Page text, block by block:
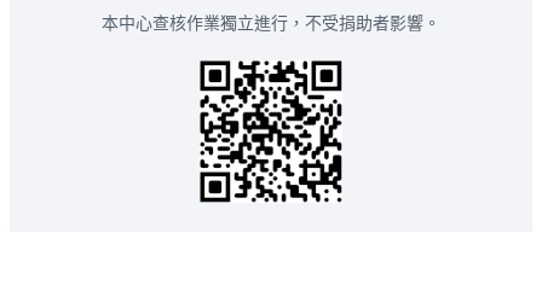
本中心查核作業獨立進行，不受捐助者影響。